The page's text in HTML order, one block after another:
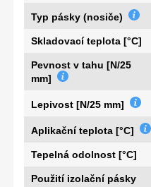
Typ pásky (nosiče)
Skladovací teplota [°C]
Pevnost v tahu [N/25
mm]
Lepivost [N/25 mm]
Aplikační teplota [°C]
Tepelná odolnost [°C]
Použití izolační pásky